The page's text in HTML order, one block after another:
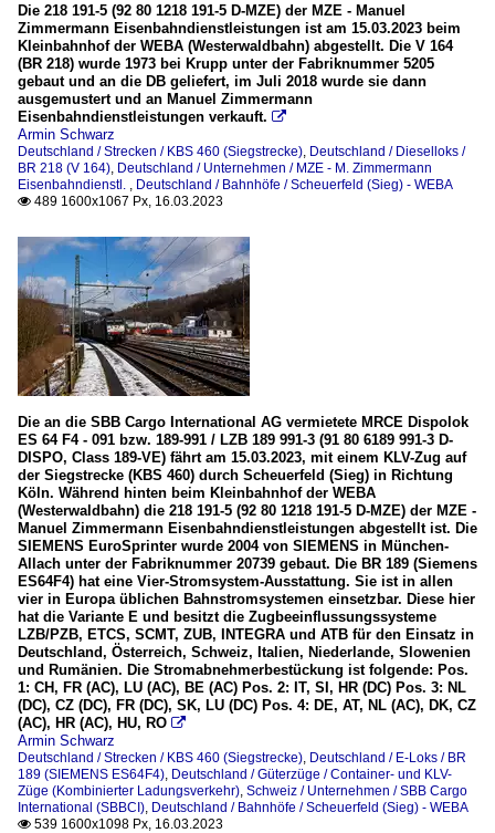
Die 218 191-5 (92 80 1218 191-5 D-MZE) der MZE - Manuel
Zimmermann Eisenbahndienstleistungen ist am 15.03.2023 beim
Kleinbahnhof der WEBA (Westerwaldbahn) abgestellt. Die V 164
(BR 218) wurde 1973 bei Krupp unter der Fabriknummer 5205
gebaut und an die DB geliefert, im Juli 2018 wurde sie dann
ausgemustert und an Manuel Zimmermann
Eisenbahndienstleistungen verkauft. 
Armin Schwarz
Deutschland / Strecken / KBS 460 (Siegstrecke), Deutschland / Dieselloks /
BR 218 (V 164), Deutschland / Unternehmen / MZE - M. Zimmermann
Eisenbahndienstl. , Deutschland / Bahnhöfe / Scheuerfeld (Sieg) - WEBA
 489 1600x1067 Px, 16.03.2023
Die an die SBB Cargo International AG vermietete MRCE Dispolok
ES 64 F4 - 091 bzw. 189-991 / LZB 189 991-3 (91 80 6189 991-3 D-
DISPO, Class 189-VE) fährt am 15.03.2023, mit einem KLV-Zug auf
der Siegstrecke (KBS 460) durch Scheuerfeld (Sieg) in Richtung
Köln. Während hinten beim Kleinbahnhof der WEBA
(Westerwaldbahn) die 218 191-5 (92 80 1218 191-5 D-MZE) der MZE -
Manuel Zimmermann Eisenbahndienstleistungen abgestellt ist. Die
SIEMENS EuroSprinter wurde 2004 von SIEMENS in München-
Allach unter der Fabriknummer 20739 gebaut. Die BR 189 (Siemens
ES64F4) hat eine Vier-Stromsystem-Ausstattung. Sie ist in allen
vier in Europa üblichen Bahnstromsystemen einsetzbar. Diese hier
hat die Variante E und besitzt die Zugbeeinflussungssysteme
LZB/PZB, ETCS, SCMT, ZUB, INTEGRA und ATB für den Einsatz in
Deutschland, Österreich, Schweiz, Italien, Niederlande, Slowenien
und Rumänien. Die Stromabnehmerbestückung ist folgende: Pos.
1: CH, FR (AC), LU (AC), BE (AC) Pos. 2: IT, SI, HR (DC) Pos. 3: NL
(DC), CZ (DC), FR (DC), SK, LU (DC) Pos. 4: DE, AT, NL (AC), DK, CZ
(AC), HR (AC), HU, RO 
Armin Schwarz
Deutschland / Strecken / KBS 460 (Siegstrecke), Deutschland / E-Loks / BR
189 (SIEMENS ES64F4), Deutschland / Güterzüge / Container- und KLV-
Züge (Kombinierter Ladungsverkehr), Schweiz / Unternehmen / SBB Cargo
International (SBBCI), Deutschland / Bahnhöfe / Scheuerfeld (Sieg) - WEBA
 539 1600x1098 Px, 16.03.2023